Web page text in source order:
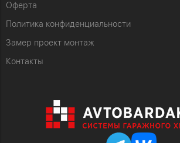
Оферта
Политика конфиденциальности
Замер проект монтаж
Контакты